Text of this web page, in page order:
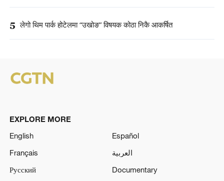
5 लेगो थिम पार्क होटेलमा “उखोङ” विषयक कोठा निकै आकर्षित
EXPLORE MORE
English
Español
Français
العربية
Русский
Documentary